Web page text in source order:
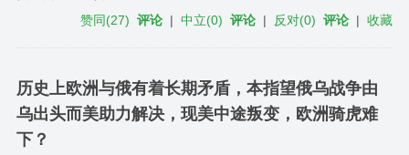
赞同(27) 评论 |中立(0) 评论 | 反对(0) 评论 |收藏
历史上欧洲与俄有着长期矛盾，本指望俄乌战争由
乌出头而美助力解决，现美中途叛变，欧洲骑虎难
下？